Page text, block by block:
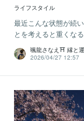
ライフスタイル
最近こんな状態が続
とを考えると重くな
颯龍さなえ⛩ 縁と
2026/04/27 12:57